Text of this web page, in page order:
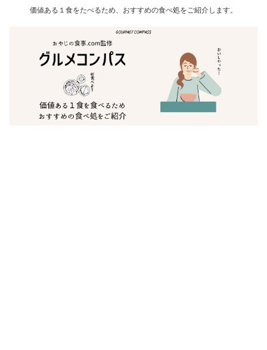
価値ある１食をたべるため、おすすめの食べ処をご紹介します。